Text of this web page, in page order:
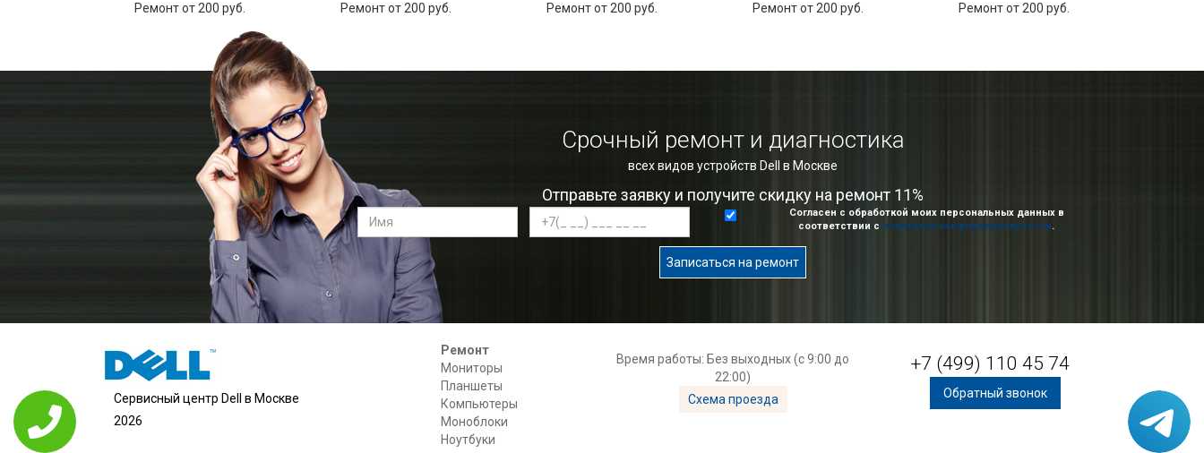
Ремонт от 200 руб. Ремонт от 200 руб. Ремонт от 200 руб. Ремонт от 200 руб. Ремонт от 200 руб.
Срочный ремонт и диагностика
всех видов устройств Dell в Москве
Отправьте заявку и получите скидку на ремонт 11%
Согласен с обработкой моих персональных данных в
соответствии с политикой конфиденциальности.
Записаться на ремонт
Сервисный центр Dell в Москве
2026
Ремонт
Мониторы
Планшеты
Компьютеры
Моноблоки
Ноутбуки
Время работы: Без выходных (с 9:00 до
22:00)
Схема проезда
+7 (499) 110 45 74
Обратный звонок